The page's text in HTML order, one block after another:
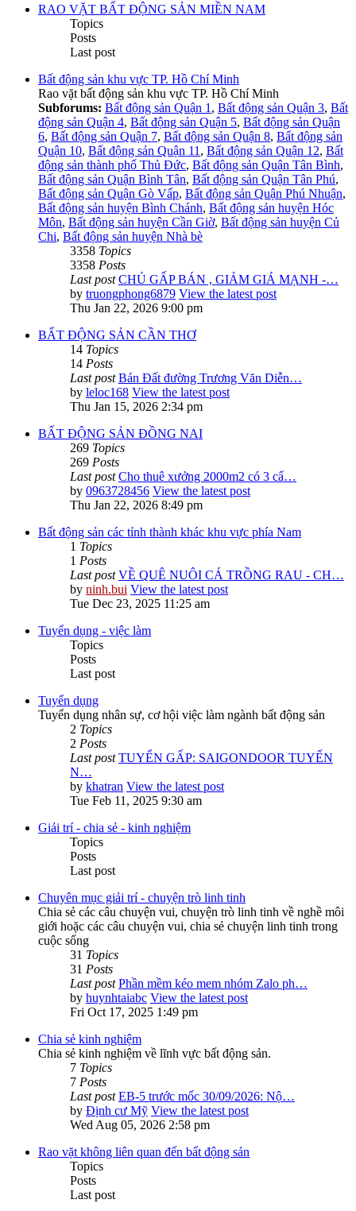
RAO VẶT BẤT ĐỘNG SẢN MIỀN NAM
Topics
Posts
Last post
Bất động sản khu vực TP. Hồ Chí Minh
Rao vặt bất động sản khu vực TP. Hồ Chí Minh
Subforums: Bất động sản Quận 1 , Bất động sản Quận 3, Bất
động sản Quận 4, Bất động sản Quận 5, Bất động sản Quận
6, Bất động sản Quận 7, Bất động sản Quận 8, Bất động sản
Quận 10, Bất động sản Quận 11 , Bất động sản Quận 12, Bất
động sản thành phố Thủ Đức, Bất động sản Quận Tân Bình,
Bất động sản Quận Bình Tân, Bất động sản Quận Tân Phú,
Bất động sản Quận Gò Vấp, Bất động sản Quận Phú Nhuận,
Bất động sản huyện Bình Chánh, Bất động sản huyện Hóc
Môn, Bất động sản huyện Cần Giờ, Bất động sản huyện Củ
Chi, Bất động sản huyện Nhà bè
3358 Topics
3358 Posts
Last post CHỦ GẤP BÁN , GIẢM GIÁ MẠNH -…
by truongphong6879 View the latest post
Thu Jan 22, 2026 9:00 pm
BẤT ĐỘNG SẢN CẦN THƠ
14 Topics
14 Posts
Last post Bán Đất đường Trương Văn Diễn…
by leloc168 View the latest post
Thu Jan 15, 2026 2:34 pm
BẤT ĐỘNG SẢN ĐỒNG NAI
269 Topics
269 Posts
Last post Cho thuê xưởng 2000m2 có 3 cẩ…
by 0963728456 View the latest post
Thu Jan 22, 2026 8:49 pm
Bất động sản các tỉnh thành khác khu vực phía Nam
1 Topics
1 Posts
Last post VỀ QUÊ NUÔI CÁ TRỒNG RAU - CH…
by ninh.bui View the latest post
Tue Dec 23, 2025 11:25 am
Tuyển dụng - việc làm
Topics
Posts
Last post
Tuyển dụng
Tuyển dụng nhân sự, cơ hội việc làm ngành bất động sản
2 Topics
2 Posts
Last post TUYỂN GẤP: SAIGONDOOR TUYỂN
N…
by khatran View the latest post
Tue Feb 11, 2025 9:30 am
Giải trí - chia sẻ - kinh nghiệm
Topics
Posts
Last post
Chuyên mục giải trí - chuyện trò linh tinh
Chia sẻ các câu chuyện vui, chuyện trò linh tinh về nghề môi
giới hoặc các câu chuyện vui, chia sẻ chuyện linh tinh trong
cuộc sống
31 Topics
31 Posts
Last post Phần mềm kéo mem nhóm Zalo ph…
by huynhtaiabc View the latest post
Fri Oct 17, 2025 1:49 pm
Chia sẻ kinh nghiệm
Chia sẻ kinh nghiệm về lĩnh vực bất động sản.
7 Topics
7 Posts
Last post EB-5 trước mốc 30/09/2026: Nộ…
by Định cư Mỹ View the latest post
Wed Aug 05, 2026 2:58 pm
Rao vặt không liên quan đến bất động sản
Topics
Posts
Last post